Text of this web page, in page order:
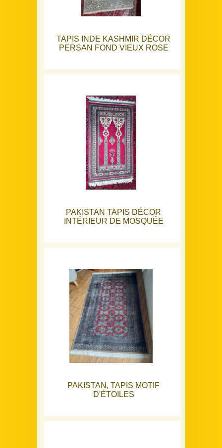
TAPIS INDE KASHMIR DÉCOR
PERSAN FOND VIEUX ROSE
PAKISTAN TAPIS DÉCOR
INTÉRIEUR DE MOSQUÉE
PAKISTAN, TAPIS MOTIF
D'ÉTOILES